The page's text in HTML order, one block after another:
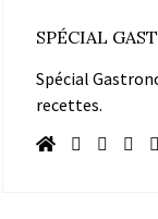
SPÉCIAL
Spécial
recettes.